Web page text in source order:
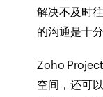
解决不及时
的沟通是十分
Zoho
空间，还可